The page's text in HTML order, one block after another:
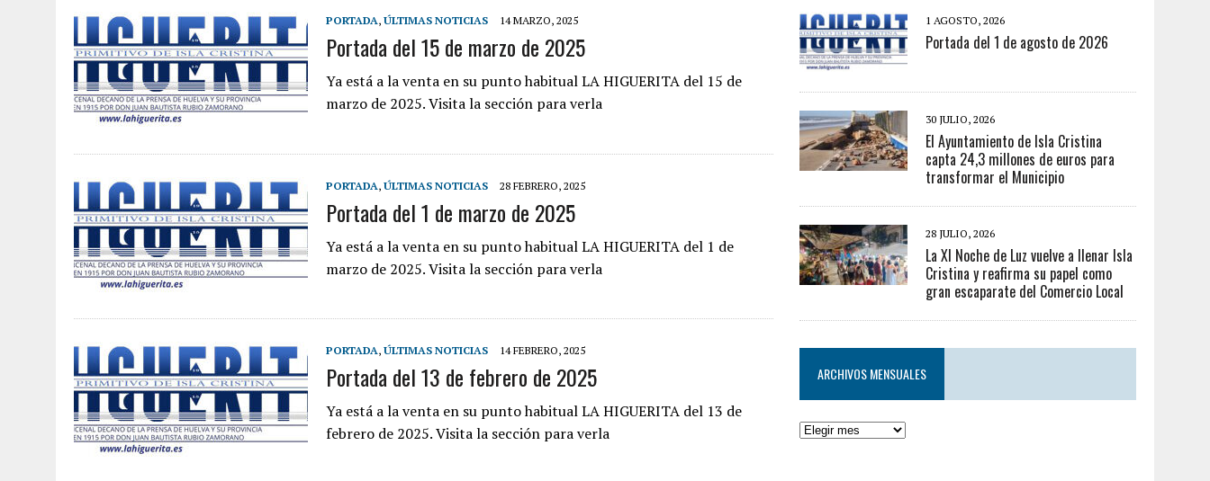
PORTADA, ÚLTIMAS NOTICIAS 14 MARZO, 2025
Portada del 15 de marzo de 2025
Ya está a la venta en su punto habitual LA HIGUERITA del 15 de
marzo de 2025. Visita la sección para verla
PORTADA, ÚLTIMAS NOTICIAS 28 FEBRERO, 2025
Portada del 1 de marzo de 2025
Ya está a la venta en su punto habitual LA HIGUERITA del 1 de
marzo de 2025. Visita la sección para verla
PORTADA, ÚLTIMAS NOTICIAS 14 FEBRERO, 2025
Portada del 13 de febrero de 2025
Ya está a la venta en su punto habitual LA HIGUERITA del 13 de
febrero de 2025. Visita la sección para verla
1 AGOSTO, 2026
Portada del 1 de agosto de 2026
30 JULIO, 2026
El Ayuntamiento de Isla Cristina
capta 24,3 millones de euros para
transformar el Municipio
28 JULIO, 2026
La XI Noche de Luz vuelve a llenar Isla
Cristina y reafirma su papel como
gran escaparate del Comercio Local
ARCHIVOS MENSUALES